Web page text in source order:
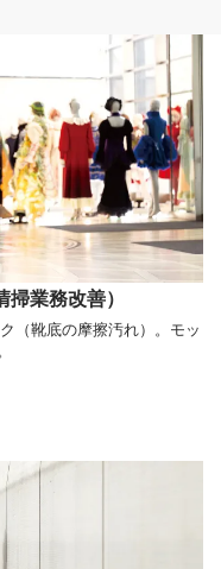
業務改善）
（靴底の摩擦汚れ）。モッ